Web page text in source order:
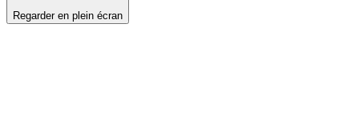
Regarder en plein écran